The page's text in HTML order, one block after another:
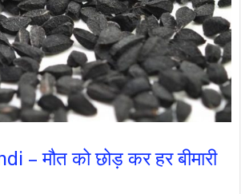
– मौत को छोड़ कर हर बीमारी